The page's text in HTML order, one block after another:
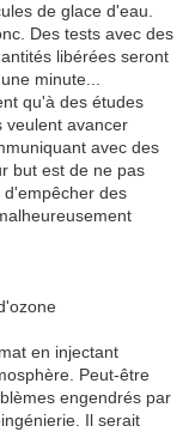
de glace d'eau.
Des tests avec des
libérées seront
minute...
qu'à des études
veulent avancer
avec des
but est de ne pas
des
en injectant
Peut-être
engendrés par
Il serait